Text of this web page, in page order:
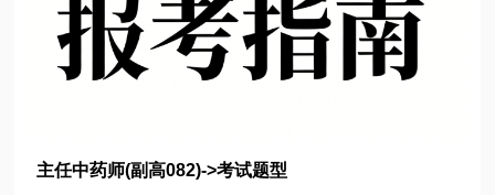
主任中药师(副高082)->考试题型